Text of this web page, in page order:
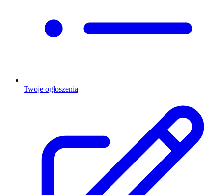
Twoje ogłoszenia